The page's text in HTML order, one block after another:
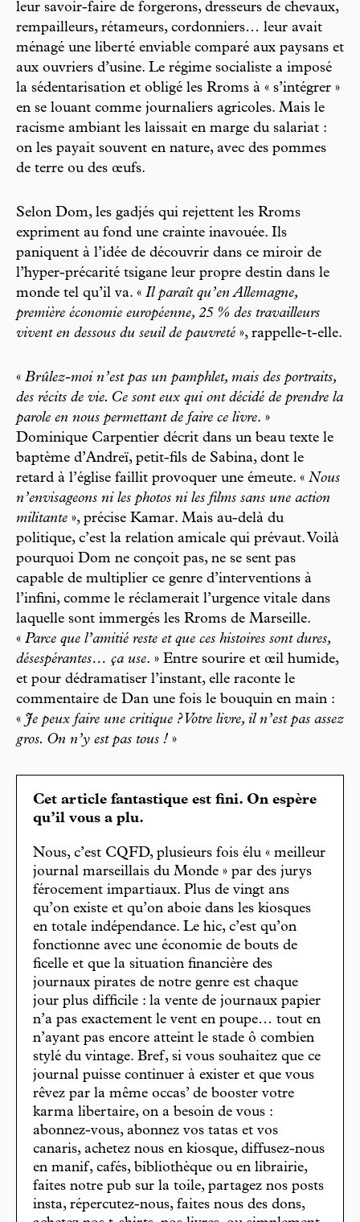
leur savoir-faire de forgerons, dresseurs de chevaux,
rempailleurs, rétameurs, cordonniers… leur avait
ménagé une liberté enviable comparé aux paysans et
aux ouvriers d’usine. Le régime socialiste a imposé
la sédentarisation et obligé les Rroms à « s’intégrer »
en se louant comme journaliers agricoles. Mais le
racisme ambiant les laissait en marge du salariat :
on les payait souvent en nature, avec des pommes
de terre ou des œufs.
Selon Dom, les gadjés qui rejettent les Rroms
expriment au fond une crainte inavouée. Ils
paniquent à l’idée de découvrir dans ce miroir de
l’hyper-précarité tsigane leur propre destin dans le
monde tel qu’il va. « Il paraît qu’en Allemagne,
première économie européenne, 25 % des travailleurs
vivent en dessous du seuil de pauvreté », rappelle-t-elle.
« Brûlez-moi n’est pas un pamphlet, mais des portraits,
des récits de vie. Ce sont eux qui ont décidé de prendre la
parole en nous permettant de faire ce livre. »
Dominique Carpentier décrit dans un beau texte le
baptème d’Andreï, petit-fils de Sabina, dont le
retard à l’église faillit provoquer une émeute. « Nous
n’envisageons ni les photos ni les films sans une action
militante », précise Kamar. Mais au-delà du
politique, c’est la relation amicale qui prévaut. Voilà
pourquoi Dom ne conçoit pas, ne se sent pas
capable de multiplier ce genre d’interventions à
l’infini, comme le réclamerait l’urgence vitale dans
laquelle sont immergés les Rroms de Marseille.
« Parce que l’amitié reste et que ces histoires sont dures,
désespérantes… ça use. » Entre sourire et œil humide,
et pour dédramatiser l’instant, elle raconte le
commentaire de Dan une fois le bouquin en main :
« Je peux faire une critique ? Votre livre, il n’est pas assez
gros. On n’y est pas tous ! »
Cet article fantastique est fini. On espère
qu’il vous a plu.
Nous, c’est CQFD, plusieurs fois élu « meilleur
journal marseillais du Monde » par des jurys
férocement impartiaux. Plus de vingt ans
qu’on existe et qu’on aboie dans les kiosques
en totale indépendance. Le hic, c’est qu’on
fonctionne avec une économie de bouts de
ficelle et que la situation financière des
journaux pirates de notre genre est chaque
jour plus difficile : la vente de journaux papier
n’a pas exactement le vent en poupe… tout en
n’ayant pas encore atteint le stade ô combien
stylé du vintage. Bref, si vous souhaitez que ce
journal puisse continuer à exister et que vous
rêvez par la même occas’ de booster votre
karma libertaire, on a besoin de vous :
abonnez-vous, abonnez vos tatas et vos
canaris, achetez nous en kiosque, diffusez-nous
en manif, cafés, bibliothèque ou en librairie,
faites notre pub sur la toile, partagez nos posts
insta, répercutez-nous, faites nous des dons,